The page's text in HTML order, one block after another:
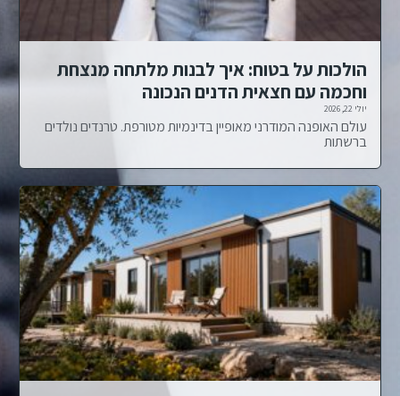
הולכות על בטוח: איך לבנות מלתחה מנצחת
וחכמה עם חצאית הדנים הנכונה
יולי 22, 2026
עולם האופנה המודרני מאופיין בדינמיות מטורפת. טרנדים נולדים
ברשתות